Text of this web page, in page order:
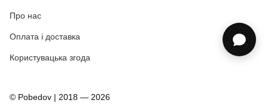
Про нас
Оплата і доставка
Користувацька згода
© Pobedov | 2018 — 2026